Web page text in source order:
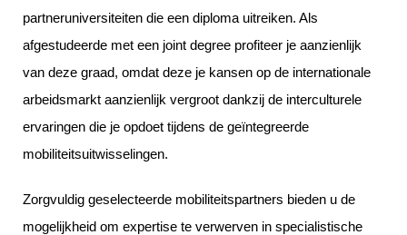
partneruniversiteiten die een diploma uitreiken. Als
afgestudeerde met een joint degree profiteer je aanzienlijk
van deze graad, omdat deze je kansen op de internationale
arbeidsmarkt aanzienlijk vergroot dankzij de interculturele
ervaringen die je opdoet tijdens de geïntegreerde
mobiliteitsuitwisselingen.
Zorgvuldig geselecteerde mobiliteitspartners bieden u de
mogelijkheid om expertise te verwerven in specialistische